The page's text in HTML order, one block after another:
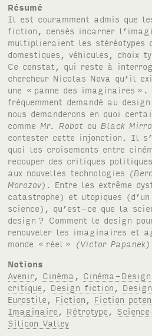
Résumé
Il est couramment admis que
fiction, censés incarner
multiplieraient les stéréotypes
domestiques, véhicules, choix
Ce constat, qui reste à
chercheur Nicolas Nova qu’il
une « panne des imaginaires ».
fréquemment demandé au
nous demanderons en quoi
comme Mr. Robot ou Black
contester cette injonction. Il
quoi les croisements entre
recouper des critiques
aux nouvelles technologies
Morozov)
. Entre les extrême
catastrophe) et utopiques
science), qu’est-ce que la
design ? Comment le design
renouveler les imaginaires et
monde « réel » (Victor Papanek)
Notions
Avenir, Cinéma Cinéma-Design
critique
Design fiction
Eurostile
Fiction Fiction
Imaginaire
Rétrotype
Silicon Valley